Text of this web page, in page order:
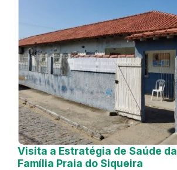
Visita a Estratégia de Saúde da
Família Praia do Siqueira